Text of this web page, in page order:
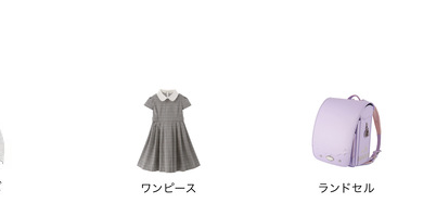
価格が高い順 優先度順
レビュー順